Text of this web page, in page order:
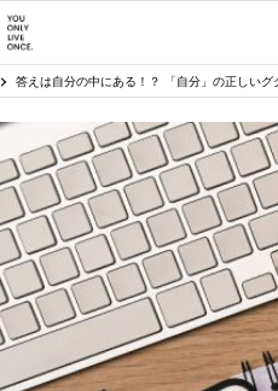
答えは自分の中にある！？ 「自分」の正しいグ